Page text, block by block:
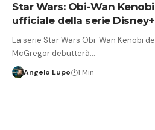
Star Wars: Obi-Wan
ufficiale della serie Disney+
La serie Star Wars Obi-Wan Kenobi
McGregor debutterà…
Angelo Lupo 1 Min